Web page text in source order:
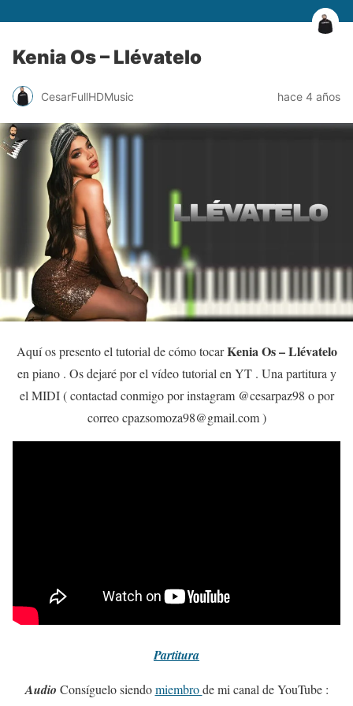
Kenia Os – Llévatelo
CesarFullHDMusic hace 4 años
Aquí os presento el tutorial de cómo tocarKenia Os – Llévatelo
en piano . Os dejaré por el vídeo tutorial en YT . Una partitura y
el MIDI ( contactad conmigo por instagram @cesarpaz98 o por
correo cpazsomoza98@gmail.com )
Partitura
Audio Consíguelo siendomiembrode mi canal de YouTube :